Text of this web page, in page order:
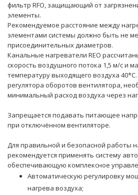
фильтр RFO, защищающий от
элементы.
Рекомендуемое расстояние между
элементами системы должно быть не
присоединительных диаметров.
Канальные нагреватели REO
скорость воздушного потока 1,5 м/с и
температуру выходящего воздуха
регулятора оборотов вентилятора,
минимальный расход воздуха через
Запрещается подавать питающее
при отключённом вентиляторе.
Для правильной и безопасной работы
рекомендуется применять систему
обеспечивающую комплексное
Автоматическую регулировку
нагрева воздуха;